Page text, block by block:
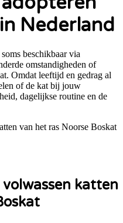
Nederland
beschikbaar via
omstandigheden of
Omdat leeftijd en gedrag al
of de kat bij jouw
dagelijkse routine en de
van het ras Noorse Boskat
katten